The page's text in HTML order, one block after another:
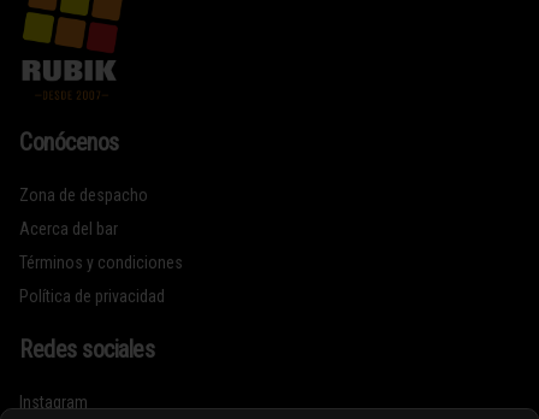
Conócenos
Zona de despacho
Acerca del bar
Términos y condiciones
Política de privacidad
Redes sociales
Instagram